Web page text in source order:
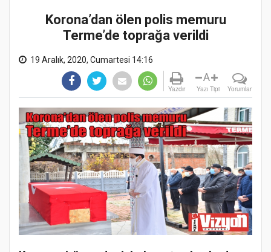
Korona’dan ölen polis memuru
Terme’de toprağa verildi
19 Aralık, 2020, Cumartesi 14:16
Yazdır
A
Yazı Tipi Yorumlar